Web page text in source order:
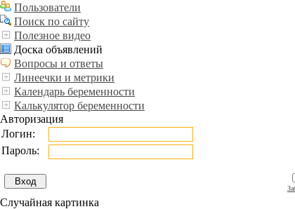
Пользователи
Поиск по сайту
Полезное видео
Доска объявлений
Вопросы и ответы
Линеечки и метрики
Календарь беременности
Калькулятор беременности
Авторизация
Логин:
Пароль:
Случайная картинка